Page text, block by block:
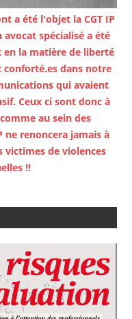
a été l'objet la CGT IP
spécialisé a été
la matière de liberté
dans notre
qui avaient
Ceux ci sont donc à
au sein des
ne renoncera jamais à
victimes de violences
!!